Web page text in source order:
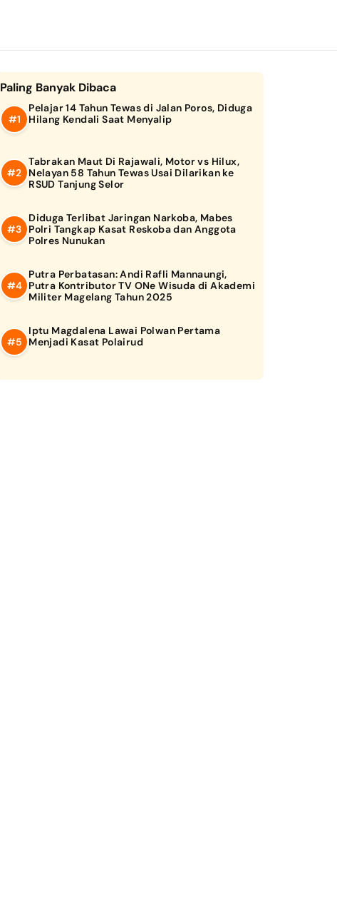
Paling Banyak Dibaca
Pelajar 14 Tahun Tewas di Jalan Poros, Diduga
Hilang Kendali Saat Menyalip
Tabrakan Maut Di Rajawali, Motor vs Hilux,
Nelayan 58 Tahun Tewas Usai Dilarikan ke
RSUD Tanjung Selor
Diduga Terlibat Jaringan Narkoba, Mabes
Polri Tangkap Kasat Reskoba dan Anggota
Polres Nunukan
Putra Perbatasan: Andi Rafli Mannaungi,
Putra Kontributor TV ONe Wisuda di Akademi
Militer Magelang Tahun 2025
Iptu Magdalena Lawai Polwan Pertama
Menjadi Kasat Polairud